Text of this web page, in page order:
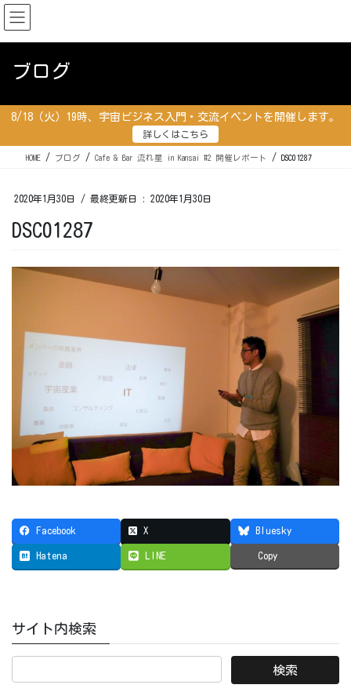
コ
ン
テ
移
ナ
ビ
ゲ
ン
ブログ
8/18（火）19時、宇宙ビジネス入門・交流イベントを開催します。
詳しくはこちら
HOME ブログ Cafe & Bar 流れ星 in Kansai #2 開催レポート DSC01287
2020年1月30日 / 最終更新日 : 2020年1月30日
DSC01287
Facebook X Bluesky
Hatena LINE Copy
サイト内検索